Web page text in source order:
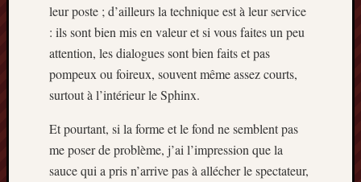
leur poste ; d’ailleurs la technique est à leur service
: ils sont bien mis en valeur et si vous faites un peu
attention, les dialogues sont bien faits et pas
pompeux ou foireux, souvent même assez courts,
surtout à l’intérieur le Sphinx.
Et pourtant, si la forme et le fond ne semblent pas
me poser de problème, j’ai l’impression que la
sauce qui a pris n’arrive pas à allécher le spectateur,